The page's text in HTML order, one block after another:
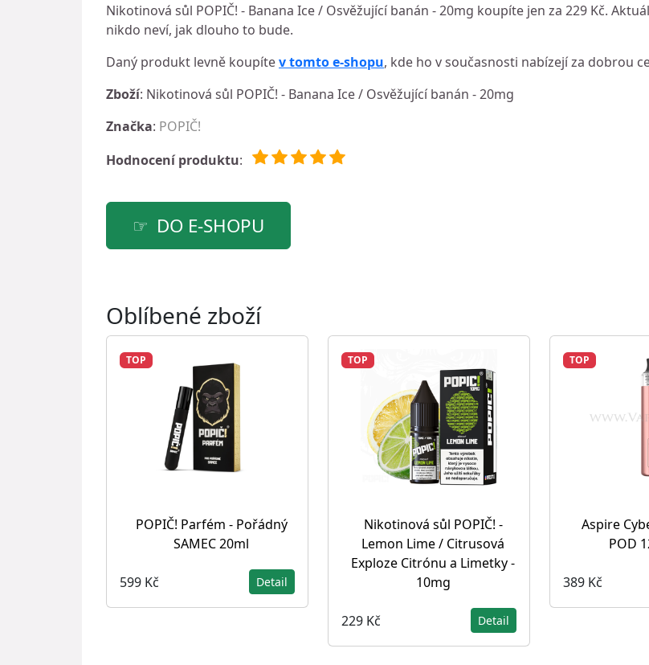
Nikotinová sůl POPIČ! - Banana Ice / Osvěžující banán - 20mg koupíte jen za 229 Kč.
nikdo neví, jak dlouho to bude.
Daný produkt levně koupítev tomto e-shopu, kde ho v současnosti nabízejí za dobrou
Zboží: Nikotinová sůl POPIČ! - Banana Ice / Osvěžující banán - 20mg
Značka: POPIČ!
Hodnocení produktu:
DO E-SHOPU
Oblíbené zboží
TOP
POPIČ! Parfém - Pořádný
SAMEC 20ml
599 Kč Detail
TOP
Nikotinová sůl POPIČ! -
Lemon Lime / Citrusová
Exploze Citrónu a Limetky -
10mg
229 Kč Detail
TOP
Aspire
POD
389 Kč